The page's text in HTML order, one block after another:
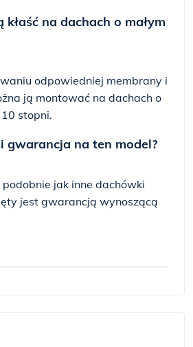
kłaść na dachach o małym
odpowiedniej membrany i
ją montować na dachach o
stopni.
gwarancja na ten model?
podobnie jak inne dachówki
jest gwarancją wynoszącą